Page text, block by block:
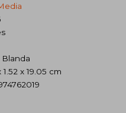
Blanda
1.52 x 19.05 cm